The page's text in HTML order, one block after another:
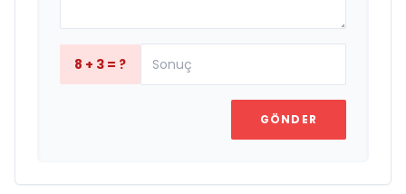
8 + 3 = ?
GÖNDER